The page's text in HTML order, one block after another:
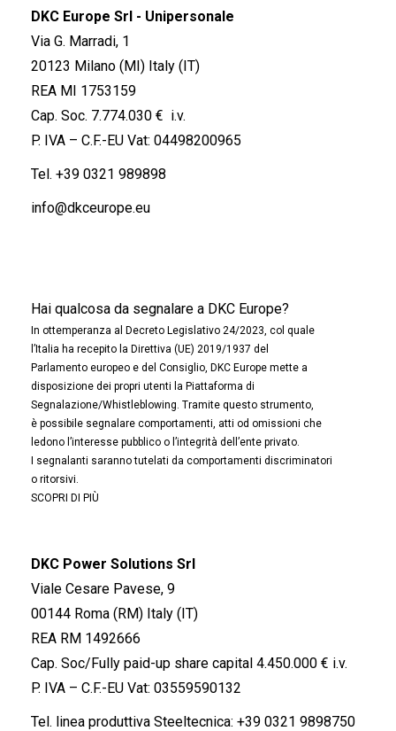
DKC Europe Srl - Unipersonale
Via G. Marradi, 1
20123 Milano (MI) Italy (IT)
REA MI 1753159
Cap. Soc. 7.774.030 € i.v.
P. IVA – C.F.-EU Vat: 04498200965
Tel. +39 0321 989898
info@dkceurope.eu
Hai qualcosa da segnalare a DKC Europe?
In ottemperanza al Decreto Legislativo 24/2023, col quale
l’Italia ha recepito la Direttiva (UE) 2019/1937 del
Parlamento europeo e del Consiglio, DKC Europe mette a
disposizione dei propri utenti la Piattaforma di
Segnalazione/Whistleblowing. Tramite questo strumento,
è possibile segnalare comportamenti, atti od omissioni che
ledono l’interesse pubblico o l’integrità dell’ente privato.
I segnalanti saranno tutelati da comportamenti discriminatori
o ritorsivi.
SCOPRI DI PIÙ
DKC Power Solutions Srl
Viale Cesare Pavese, 9
00144 Roma (RM) Italy (IT)
REA RM 1492666
Cap. Soc/Fully paid-up share capital 4.450.000 € i.v.
P. IVA – C.F.-EU Vat: 03559590132
Tel. linea produttiva Steeltecnica: +39 0321 9898750